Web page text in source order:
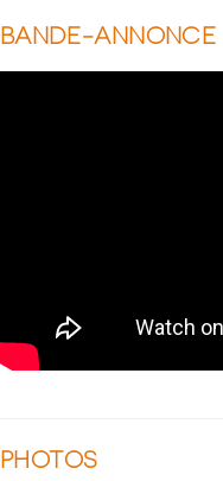
BANDE-ANNONCE
PHOTOS